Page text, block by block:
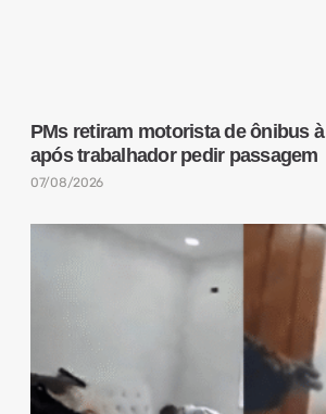
PMs retiram motorista de ônibus
após trabalhador pedir passagem
07/08/2026